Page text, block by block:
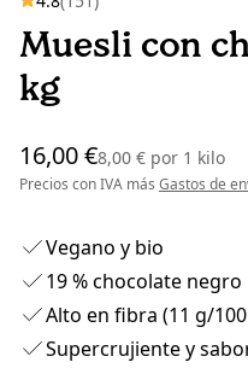
Muesli con
kg
16,00 €8,00 € por 1 kilo
Precios con IVA más Gastos de
Vegano y bio
19 % chocolate negro
Alto en fibra (11 g/
Supercrujiente y